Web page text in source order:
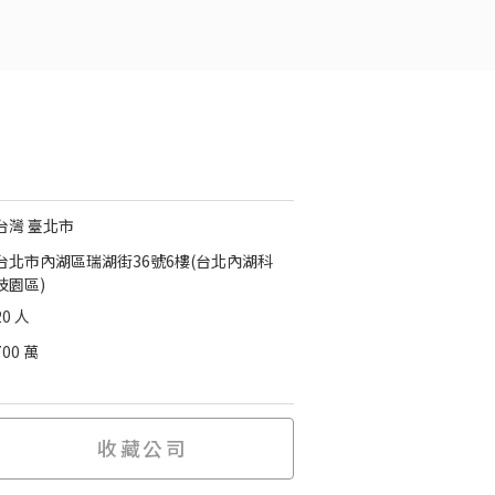
灣 臺北市
北市內湖區瑞湖街36號6樓(台北內湖科
園區)
人
萬
收藏公司